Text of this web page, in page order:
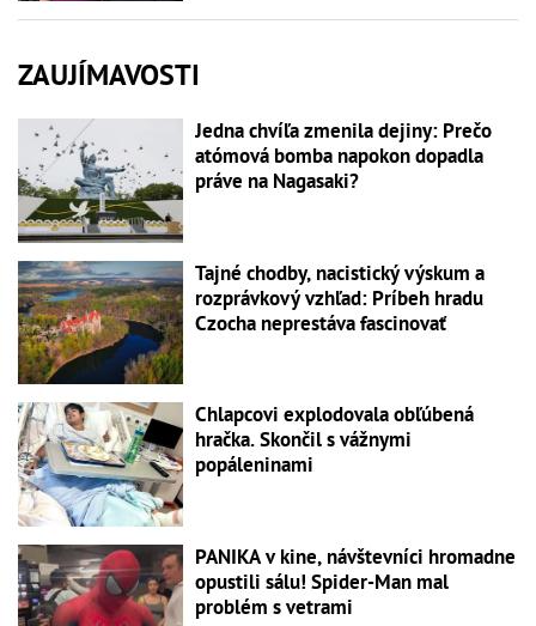
ZAUJÍMAVOSTI
Jedna chvíľa zmenila dejiny: Prečo
atómová bomba napokon dopadla
práve na Nagasaki?
Tajné chodby, nacistický výskum a
rozprávkový vzhľad: Príbeh hradu
Czocha neprestáva fascinovať
Chlapcovi explodovala obľúbená
hračka. Skončil s vážnymi
popáleninami
PANIKA v kine, návštevníci hromadne
opustili sálu! Spider-Man mal
problém s vetrami